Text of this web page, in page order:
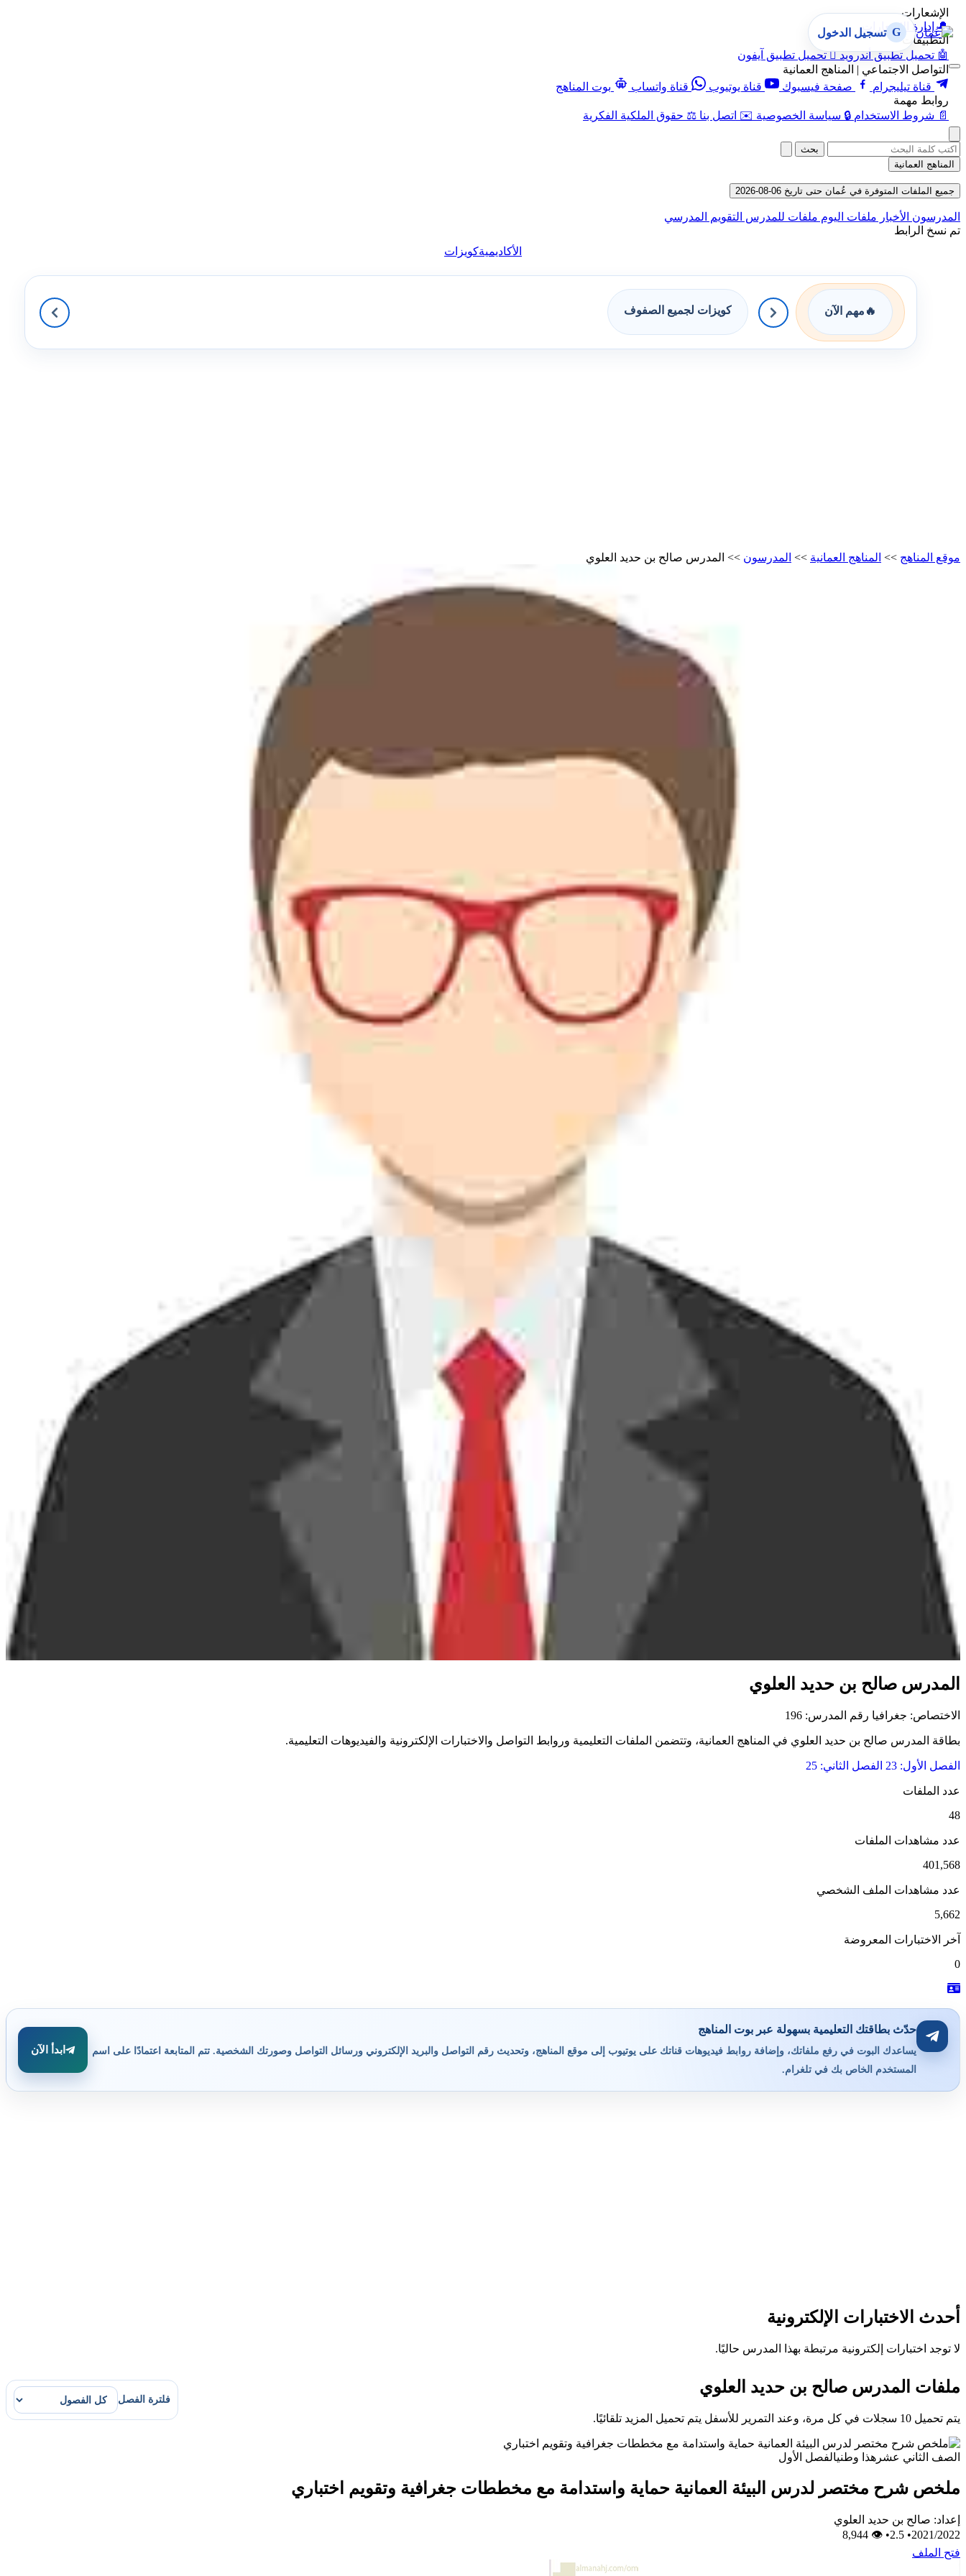
الإشعارات
🔔 إدارة الإشعارات
التطبيقات
🤖 تحميل تطبيق أندرويد  تحميل تطبيق آيفون
التواصل الاجتماعي | المناهج العمانية
قناة تيليجرام
صفحة فيسبوك قناة يوتيوب قناة واتساب
بوت المناهج
روابط مهمة
📄 شروط الاستخدام 🔒 سياسة الخصوصية ✉️ اتصل بنا ⚖️ حقوق الملكية الفكرية
G تسجيل الدخول
بحث
المناهج العمانية
جميع الملفات المتوفرة في عُمان حتى تاريخ 06-08-2026
المدرسون الأخبار ملفات اليوم ملفات للمدرس التقويم المدرسي
تم نسخ الرابط
الأكاديميةكويزات
🔥 مهم الآن كويزات لجميع الصفوف
موقع المناهج >> المناهج العمانية >> المدرسون >> المدرس صالح بن حديد العلوي
المدرس صالح بن حديد العلوي
الاختصاص: جغرافيا رقم المدرس: 196
بطاقة المدرس صالح بن حديد العلوي في المناهج العمانية، وتتضمن الملفات التعليمية وروابط التواصل والاختبارات الإلكترونية والفيديوهات التعليمية.
الفصل الأول: 23 الفصل الثاني: 25
عدد الملفات
48
عدد مشاهدات الملفات
401,568
عدد مشاهدات الملف الشخصي
5,662
آخر الاختبارات المعروضة
0
حدّث بطاقتك التعليمية بسهولة عبر بوت المناهج
يساعدك البوت في رفع ملفاتك، وإضافة روابط فيديوهات قناتك على يوتيوب إلى موقع المناهج، وتحديث رقم التواصل والبريد الإلكتروني ورسائل التواصل وصورتك الشخصية. تتم المتابعة اعتمادًا على اسم
المستخدم الخاص بك في تلغرام.
ابدأ الآن
أحدث الاختبارات الإلكترونية
لا توجد اختبارات إلكترونية مرتبطة بهذا المدرس حاليًا.
ملفات المدرس صالح بن حديد العلوي
يتم تحميل 10 سجلات في كل مرة، وعند التمرير للأسفل يتم تحميل المزيد تلقائيًا.
فلترة الفصل
الصف الثاني عشر هذا وطنيالفصل الأول
ملخص شرح مختصر لدرس البيئة العمانية حماية واستدامة مع مخططات جغرافية وتقويم اختباري
إعداد: صالح بن حديد العلوي
2021/2022
•
•
👁 8,944
فتح الملف